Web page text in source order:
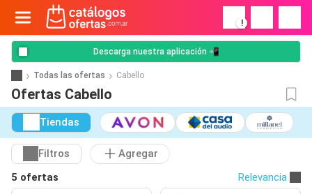
!
Descarga nuestra aplicación 📲
Todas las ofertas Cabello
Ofertas Cabello
Tiendas
Filtros
Agregar
5 ofertas
Relevancia